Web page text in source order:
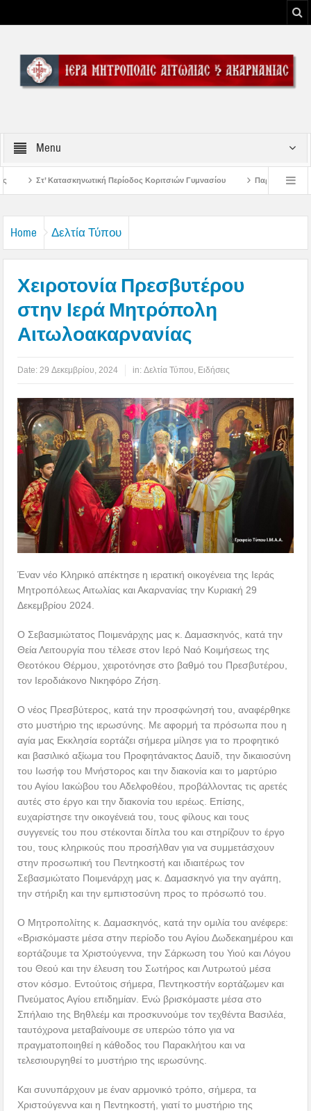
Menu
Περίοδος Κοριτσιών Γυμνασίου Παρακλήσεις πρώτης εβδομάδος
Home Δελτία Τύπου
Χειροτονία Πρεσβυτέρου
στην Ιερά Μητρόπολη
Αιτωλοακαρνανίας
Date: 29 Δεκεμβρίου, 2024 in:Δελτία Τύπου Ειδήσεις
Έναν νέο Κληρικό απέκτησε η ιερατική οικογένεια της Ιεράς
Μητροπόλεως Αιτωλίας και Ακαρνανίας την Κυριακή 29
Δεκεμβρίου 2024.
Ο Σεβασμιώτατος Ποιμενάρχης μας κ. Δαμασκηνός, κατά την
Θεία Λειτουργία που τέλεσε στον Ιερό Ναό Κοιμήσεως της
Θεοτόκου Θέρμου, χειροτόνησε στο βαθμό του Πρεσβυτέρου,
τον Ιεροδιάκονο Νικηφόρο Ζήση.
Ο νέος Πρεσβύτερος, κατά την προσφώνησή του, αναφέρθηκε
στο μυστήριο της ιερωσύνης. Με αφορμή τα πρόσωπα που η
αγία μας Εκκλησία εορτάζει σήμερα μίλησε για το προφητικό
και βασιλικό αξίωμα του Προφητάνακτος Δαυίδ, την δικαιοσύνη
του Ιωσήφ του Μνήστορος και την διακονία και το μαρτύριο
του Αγίου Ιακώβου του Αδελφοθέου, προβάλλοντας τις αρετές
αυτές στο έργο και την διακονία του ιερέως. Επίσης,
ευχαρίστησε την οικογένειά του, τους φίλους και τους
συγγενείς του που στέκονται δίπλα του και στηρίζουν το έργο
του, τους κληρικούς που προσήλθαν για να συμμετάσχουν
στην προσωπική του Πεντηκοστή και ιδιαιτέρως τον
Σεβασμιώτατο Ποιμενάρχη μας κ. Δαμασκηνό για την αγάπη,
την στήριξη και την εμπιστοσύνη προς το πρόσωπό του.
Ο Μητροπολίτης κ. Δαμασκηνός, κατά την ομιλία του ανέφερε:
«Βρισκόμαστε μέσα στην περίοδο του Αγίου Δωδεκαημέρου και
εορτάζουμε τα Χριστούγεννα, την Σάρκωση του Υιού και Λόγου
του Θεού και την έλευση του Σωτήρος και Λυτρωτού μέσα
στον κόσμο. Εντούτοις σήμερα, Πεντηκοστήν εορτάζωμεν και
Πνεύματος Αγίου επιδημίαν. Ενώ βρισκόμαστε μέσα στο
Σπήλαιο της Βηθλεέμ και προσκυνούμε τον τεχθέντα Βασιλέα,
ταυτόχρονα μεταβαίνουμε σε υπερώο τόπο για να
πραγματοποιηθεί η κάθοδος του Παρακλήτου και να
τελεσιουργηθεί το μυστήριο της ιερωσύνης.
Και συνυπάρχουν με έναν αρμονικό τρόπο, σήμερα, τα
Χριστούγεννα και η Πεντηκοστή, γιατί το μυστήριο της